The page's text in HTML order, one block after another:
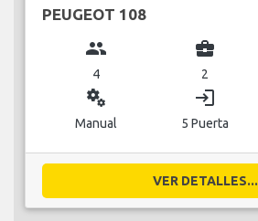
PEUGEOT 108
group
4
business_center
2
miscellaneous_services
Manual
login
5 Puerta
VER DETALLES...